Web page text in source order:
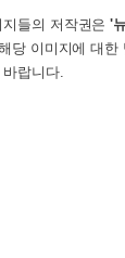
지들의 저작권은'
당 이미지에 대한
랍니다.